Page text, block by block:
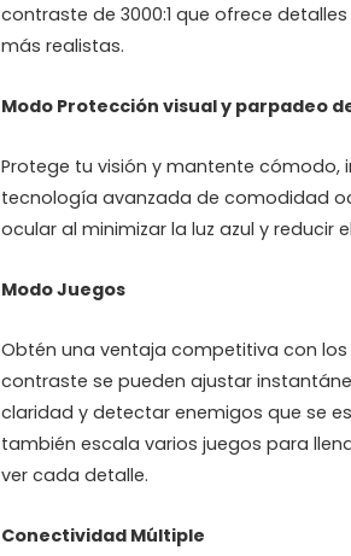
contraste de 3000:1 que ofrece
más realistas.
Modo Protección visual y parpadeo
Protege tu visión y mantente cómodo,
tecnología avanzada de comodidad
ocular al minimizar la luz azul y
Modo Juegos
Obtén una ventaja competitiva con los
contraste se pueden ajustar
claridad y detectar enemigos que se
también escala varios juegos para
ver cada detalle.
Conectividad Múltiple